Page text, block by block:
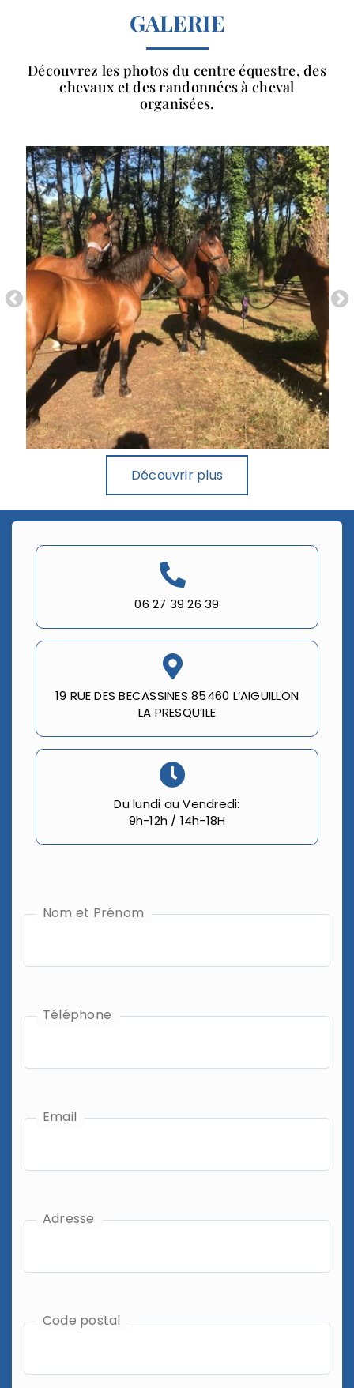
GALERIE
Découvrez les photos du centre équestre, des
chevaux et des randonnées à cheval
organisées.
Découvrir plus
06 27 39 26 39
19 RUE DES BECASSINES 85460 L’AIGUILLON
LA PRESQU’ILE
Du lundi au Vendredi:
9h-12h / 14h-18H
Nom et Prénom
Téléphone
Email
Adresse
Code postal